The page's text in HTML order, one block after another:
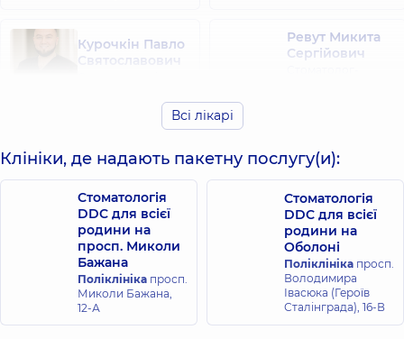
Курочкін Павло
Святославович
Ревут Микита
Сергійович
Станіслав
Сергійович
Стоматолог-
ортопед;
Стоматолог-хірург,
10 років досвіду
Всі лікарі
Клініки, де надають пакетну послугу(и):
Стоматологія
DDC для всієї
родини на
просп. Миколи
Бажана
Поліклініка просп.
Миколи Бажана,
12-А
Стоматологія
DDC для всієї
родини на
Оболоні
Поліклініка просп.
Володимира
Івасюка (Героїв
Сталінграда), 16-В